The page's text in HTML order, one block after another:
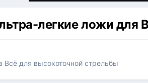
легкие ложи для
Всё для высокоточной стрельбы